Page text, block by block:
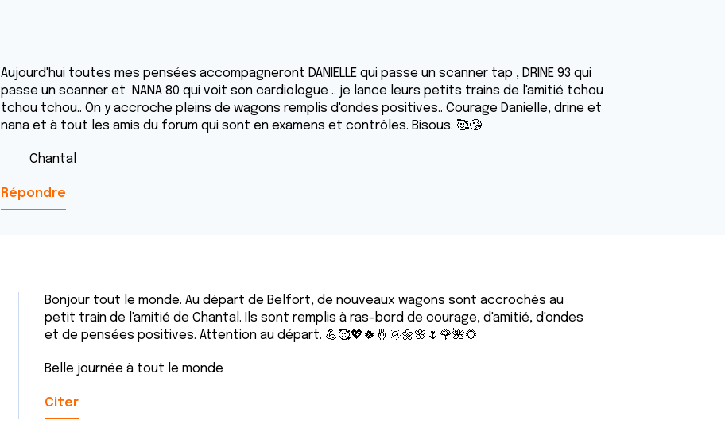
Aujourd'hui toutes mes pensées accompagneront DANIELLE qui passe un scanner tap , DRINE 93 qui
passe un scanner et NANA 80 qui voit son cardiologue .. je lance leurs petits trains de l'amitié tchou
tchou tchou.. On y accroche pleins de wagons remplis d'ondes positives.. Courage Danielle, drine et
nana et à tout les amis du forum qui sont en examens et contrôles. Bisous. 🥰😘
Chantal
Répondre
Bonjour tout le monde. Au départ de Belfort, de nouveaux wagons sont accrochés au
petit train de l'amitié de Chantal. Ils sont remplis à ras-bord de courage, d'amitié, d'ondes
et de pensées positives. Attention au départ. 💪🥰💖🍀🤞🌞🌼🌸🌷🌹🌺🌻
Belle journée à tout le monde
Citer